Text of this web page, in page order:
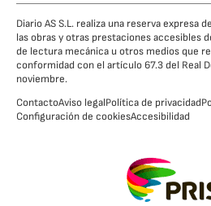
Diario AS S.L. realiza una reserva expresa
las obras y otras prestaciones accesibles
de lectura mecánica u otros medios que
conformidad con el artículo 67.3 del Real
noviembre.
ContactoAviso legalPolítica de privacidad
Configuración de cookiesAccesibilidad